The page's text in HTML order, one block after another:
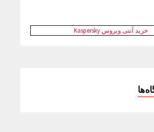
خرید آنتی ویروس Kaspersky